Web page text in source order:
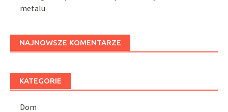
metalu
NAJNOWSZE KOMENTARZE
KATEGORIE
Dom